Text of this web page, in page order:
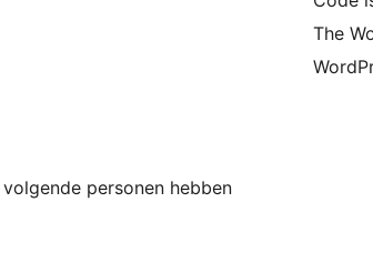
personen hebben
The